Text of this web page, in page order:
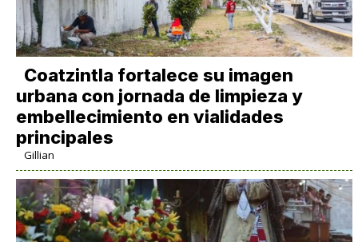
Coatzintla fortalece su imagen
urbana con jornada de limpieza y
embellecimiento en vialidades
principales
Gillian